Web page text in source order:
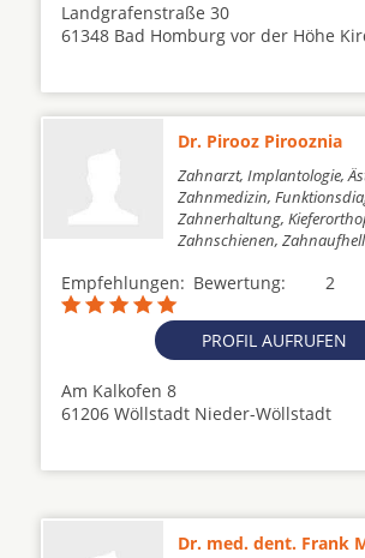
Landgrafenstraße 30
61348 Bad Homburg vor der Höhe
Dr. Pirooz Pirooznia
Zahnarzt, Implantologie,
Zahnmedizin,
Zahnerhaltung,
Zahnschienen,
Empfehlungen: 2
Bewertung:
PROFIL AUFRUFEN
Am Kalkofen 8
61206 Wöllstadt Nieder-Wöllstadt
Dr. med. dent. Frank